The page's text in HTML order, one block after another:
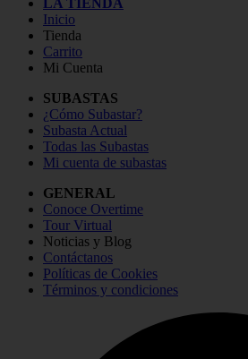
LA TIENDA
Inicio
Tienda
Carrito
Mi Cuenta
SUBASTAS
¿Cómo Subastar?
Subasta Actual
Todas las Subastas
Mi cuenta de subastas
GENERAL
Conoce Overtime
Tour Virtual
Noticias y Blog
Contáctanos
Políticas de Cookies
Términos y condiciones